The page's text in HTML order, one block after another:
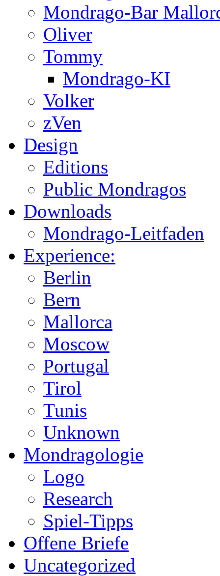
Mondrago-Bar
Oliver
Tommy
Mondrago-KI
Volker
zVen
Design
Editions
Public Mondragos
Downloads
Mondrago-Leitfaden
Experience:
Berlin
Bern
Mallorca
Moscow
Portugal
Tirol
Tunis
Unknown
Mondragologie
Logo
Research
Spiel-Tipps
Offene Briefe
Uncategorized